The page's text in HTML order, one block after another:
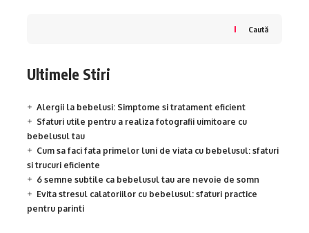
Caută
Ultimele Stiri
Alergii la bebelusi: Simptome si tratament eficient
Sfaturi utile pentru a realiza fotografii uimitoare cu
bebelusul tau
Cum sa faci fata primelor luni de viata cu bebelusul: sfaturi
si trucuri eficiente
6 semne subtile ca bebelusul tau are nevoie de somn
Evita stresul calatoriilor cu bebelusul: sfaturi practice
pentru parinti